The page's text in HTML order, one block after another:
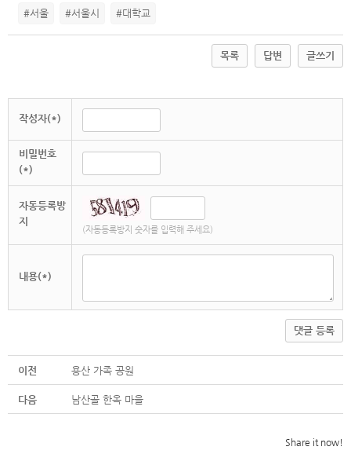
#서울 #서울시 #대학교
목록 답변 글쓰기
작성자(*)
비밀번호
(*)
자동등록방
지
(자동등록방지 숫자를 입력해 주세요)
내용(*)
댓글 등록
이전 용산 가족 공원
다음 남산골 한옥 마을
Share it now!